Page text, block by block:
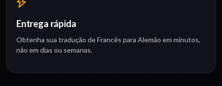
Entrega rápida
Obtenha sua tradução de Francês para Alemão em minutos,
não em dias ou semanas.